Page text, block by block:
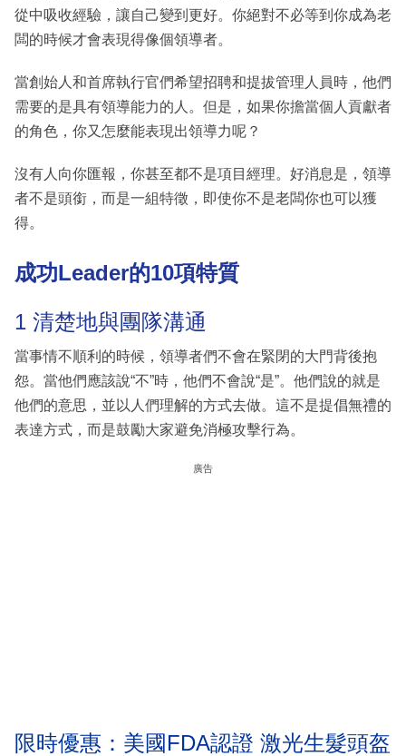
從中吸收經驗，讓自己變到更好。你絕對不必等到你成為老
闆的時候才會表現得像個領導者。
當創始人和首席執行官們希望招聘和提拔管理人員時，他們
需要的是具有領導能力的人。但是，如果你擔當個人貢獻者
的角色，你又怎麼能表現出領導力呢？
沒有人向你匯報，你甚至都不是項目經理。好消息是，領導
者不是頭銜，而是一組特徵，即使你不是老闆你也可以獲
得。
成功Leader的10項特質
1 清楚地與團隊溝通
當事情不順利的時候，領導者們不會在緊閉的大門背後抱
怨。當他們應該說“不”時，他們不會說“是”。他們說的就是
他們的意思，並以人們理解的方式去做。這不是提倡無禮的
表達方式，而是鼓勵大家避免消極攻擊行為。
廣告
限時優惠：美國FDA認證 激光生髮頭盔